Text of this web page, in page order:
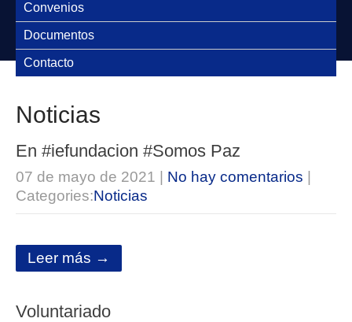
Convenios
Documentos
Contacto
Noticias
En #iefundacion #Somos Paz
07 de mayo de 2021 No hay comentarios
Categories:Noticias
Leer más →
Voluntariado